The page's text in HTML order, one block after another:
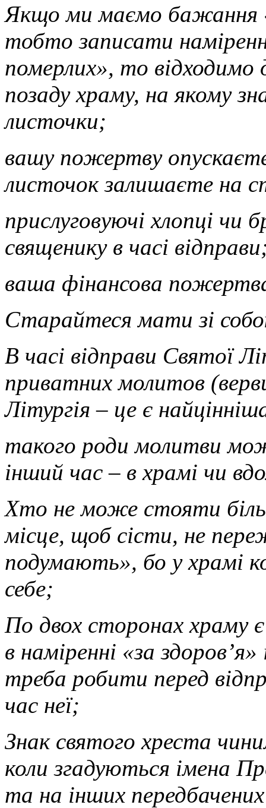
Якщо ми маємо
тобто записати
померлих», то відходимо
позаду храму, на якому
листочки;
вашу пожертву
листочок залишаєте на
прислуговуючі хлопці чи
священику в часі
ваша фінансова
Старайтеся мати зі
В часі відправи Святої
приватних молитов
Літургія – це є
такого роди молитви
інший час – в храмі чи
Хто не може стояти
місце, щоб сісти, не
подумають», бо у храмі
себе;
По двох сторонах храму
в наміренні «за
треба робити перед
час неї;
Знак святого хреста
коли згадуються імена
та на інших